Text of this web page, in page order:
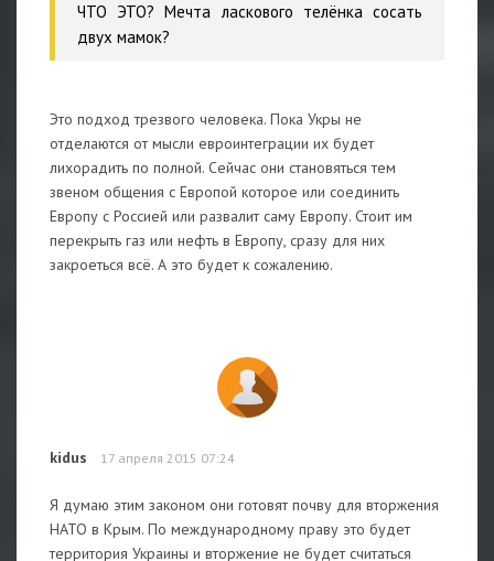
ЧТО ЭТО? Мечта ласкового телёнка сосать
двух мамок?
Это подход трезвого человека. Пока Укры не
отделаются от мысли евроинтеграции их будет
лихорадить по полной. Сейчас они становяться тем
звеном общения с Европой которое или соединить
Европу с Россией или развалит саму Европу. Стоит им
перекрыть газ или нефть в Европу, сразу для них
закроеться всё. А это будет к сожалению.
kidus 17 апреля 2015 07:24
Я думаю этим законом они готовят почву для вторжения
НАТО в Крым. По международному праву это будет
территория Украины и вторжение не будет считаться